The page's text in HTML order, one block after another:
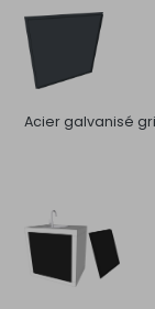
Acier galvanisé